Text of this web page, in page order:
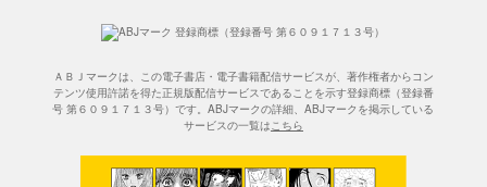
ＡＢＪマークは、この電子書店・電子書籍配信サービスが、著作権者からコン
テンツ使用許諾を得た正規版配信サービスであることを示す登録商標（登録番
号 第６０９１７１３号）です。ABJマークの詳細、ABJマークを掲示している
サービスの一覧はこちら